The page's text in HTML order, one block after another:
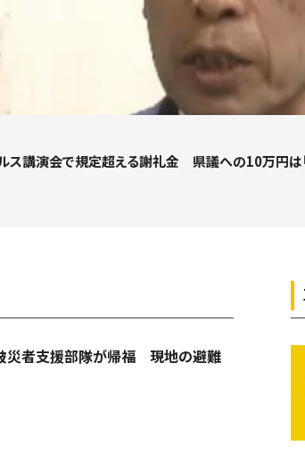
ス講演会で規定超える謝礼金 県議への10万円は
災者支援部隊が帰福 現地の避難